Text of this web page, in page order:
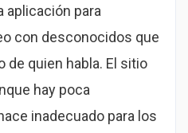
aplicación para
con desconocidos que
de quien habla. El sitio
hay poca
inadecuado para los